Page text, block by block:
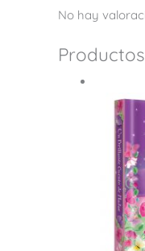
No hay